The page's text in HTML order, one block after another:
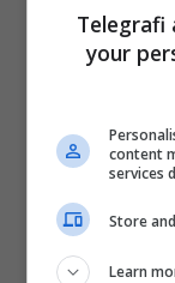
Telegrafi
your
content
services
Store
Learn